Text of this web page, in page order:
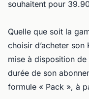
souhaitent pour
Quelle que soit la
choisir d’acheter
mise à disposition
durée de son
formule « Pack », à